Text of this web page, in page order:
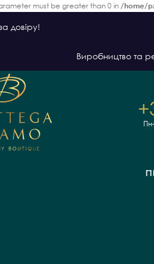
must be greater than 0 in /home/
довіру!
Виробництво та